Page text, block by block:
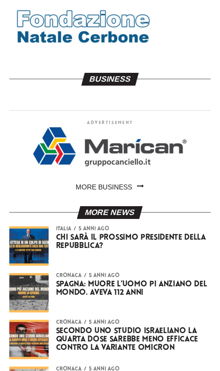
BUSINESS
ADVERTISEMENT
MORE BUSINESS
MORE NEWS
ITALIA 5 anni ago
Chi sarà il prossimo Presidente della
Repubblica?
CRONACA 5 anni ago
Spagna: muore l’uomo pi anziano del
mondo. Aveva 112 anni
CRONACA 5 anni ago
Secondo uno studio israeliano la
quarta dose sarebbe meno efficace
contro la variante Omicron
CRONACA 5 anni ago